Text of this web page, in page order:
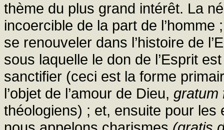
thème du plus grand intérêt. La
incoercible de la part de
se renouveler dans l’histoire de
sous laquelle le don de l’Esprit
sanctifier (ceci est la forme
l’objet de l’amour de Dieu, gratum
théologiens) ; et, ensuite pour